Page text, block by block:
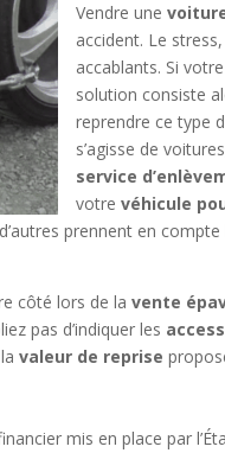
Vendre une
accident. Le
accablants. Si
solution consiste
reprendre ce type
s’agisse de
service
votrevéhicule
prennent en
côté lors de lavente
pas d’indiquer les
lavaleur de reprise
mis en place par